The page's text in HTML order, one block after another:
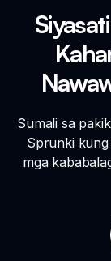
Sumali sa
Sprunki kung
mga